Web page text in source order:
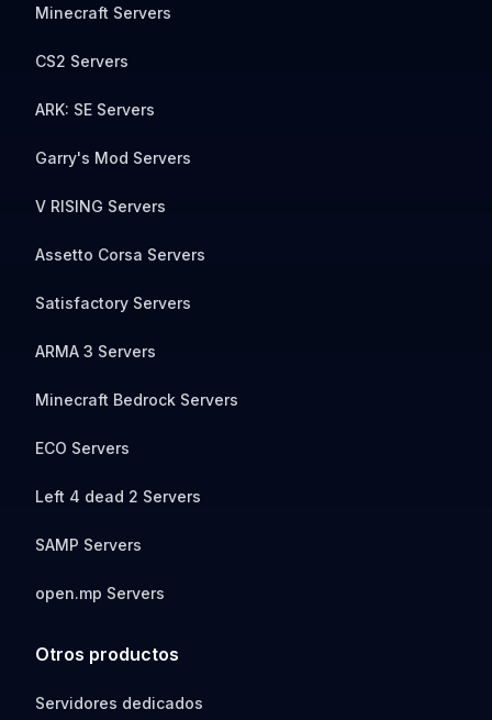
Minecraft Servers
CS2 Servers
ARK: SE Servers
Garry's Mod Servers
V RISING Servers
Assetto Corsa Servers
Satisfactory Servers
ARMA 3 Servers
Minecraft Bedrock Servers
ECO Servers
Left 4 dead 2 Servers
SAMP Servers
open.mp Servers
Otros productos
Servidores dedicados